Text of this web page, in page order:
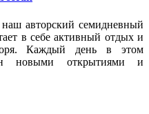
авторский семидневный
в себе активный отдых и
Каждый день в этом
новыми открытиями и